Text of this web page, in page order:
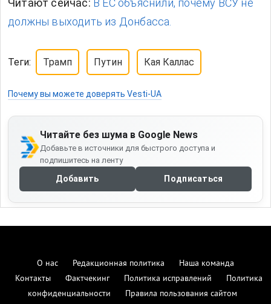
Читают сейчас: В ЕС объяснили, почему ВСУ не
должны выходить из Донбасса.
Теги: Трамп Путин Кая Каллас
Почему вы можете доверять Vesti-UA
Читайте без шума в Google News
Добавьте в источники для быстрого доступа и
подпишитесь на ленту
Добавить Подписаться
О нас Редакционная политика
Наша команда
Контакты
Фактчекинг Политика исправлений
Политика
конфиденциальности
Правила пользования сайтом